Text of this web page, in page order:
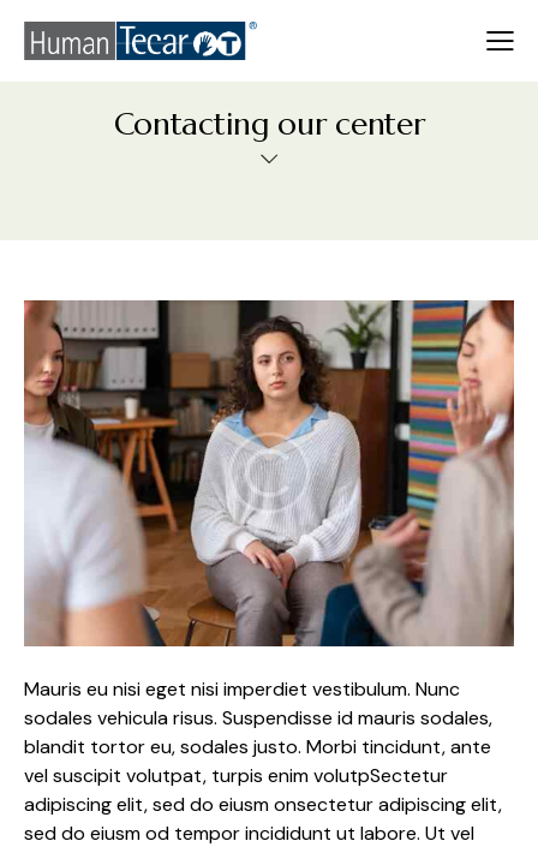
Contacting our center
Mauris eu nisi eget nisi imperdiet vestibulum. Nunc
sodales vehicula risus. Suspendisse id mauris sodales,
blandit tortor eu, sodales justo. Morbi tincidunt, ante
vel suscipit volutpat, turpis enim volutpSectetur
adipiscing elit, sed do eiusm onsectetur adipiscing elit,
sed do eiusm od tempor incididunt ut labore. Ut vel